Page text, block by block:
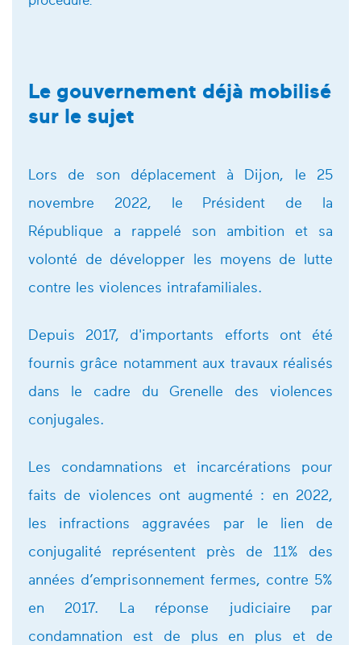
Le gouvernement déjà mobilisé
sur le sujet
Lors de son déplacement à Dijon, le 25
novembre 2022, le Président de la
République a rappelé son ambition et sa
volonté de développer les moyens de lutte
contre les violences intrafamiliales.
Depuis 2017, d'importants efforts ont été
fournis grâce notamment aux travaux réalisés
dans le cadre du Grenelle des violences
conjugales.
Les condamnations et incarcérations pour
faits de violences ont augmenté : en 2022,
les infractions aggravées par le lien de
conjugalité représentent près de 11% des
années d’emprisonnement fermes, contre 5%
en 2017. La réponse judiciaire par
condamnation est de plus en plus et de